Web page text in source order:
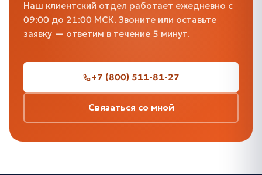
Наш клиентский отдел работает ежедневно с
09:00 до 21:00 МСК. Звоните или оставьте
заявку — ответим в течение 5 минут.
+7 (800) 511-81-27
Связаться со мной